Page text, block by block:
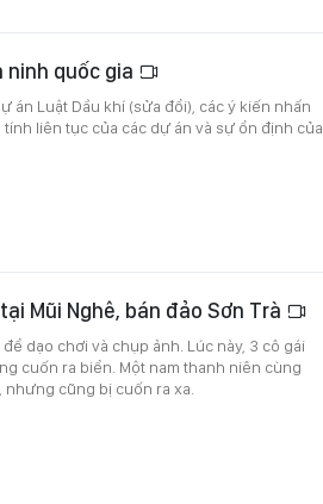
ninh quốc gia
án Luật Dầu khí (sửa đổi), các ý kiến nhấn
liên tục của các dự án và sự ổn định của
Mũi Nghê, bán đảo Sơn Trà
dạo chơi và chụp ảnh. Lúc này, 3 cô gái
cuốn ra biển. Một nam thanh niên cùng
cũng bị cuốn ra xa.